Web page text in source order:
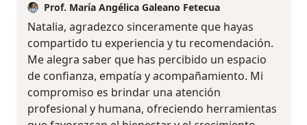
Prof. María Angélica Galeano Fetecua
Natalia, agradezco sinceramente que hayas
compartido tu experiencia y tu recomendación.
Me alegra saber que has percibido un espacio
de confianza, empatía y acompañamiento. Mi
compromiso es brindar una atención
profesional y humana, ofreciendo herramientas